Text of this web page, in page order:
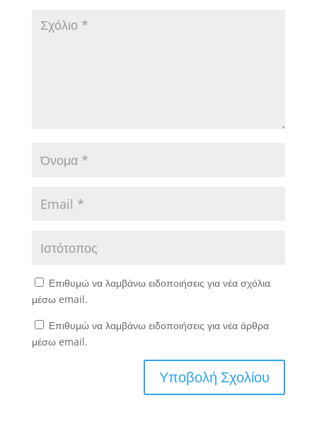
Επιθυμώ να λαμβάνω ειδοποιήσεις για νέα σχόλια
μέσω email.
Επιθυμώ να λαμβάνω ειδοποιήσεις για νέα άρθρα
μέσω email.